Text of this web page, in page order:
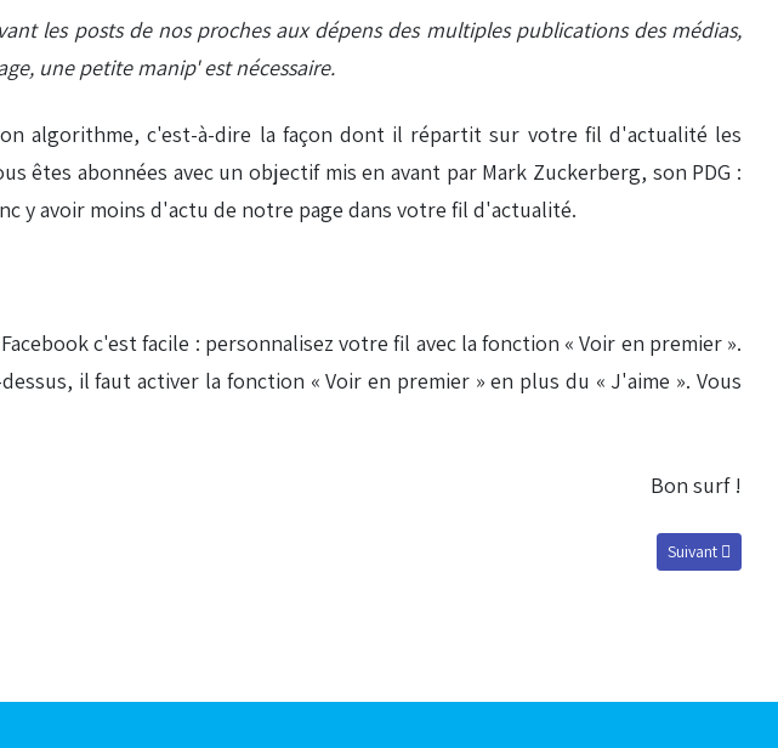
les posts de nos proches aux dépens des multiples publications des médias,
une petite manip' est nécessaire.
algorithme, c'est-à-dire la façon dont il répartit sur votre fil d'actualité les
êtes abonnées avec un objectif mis en avant par Mark Zuckerberg, son PDG :
y avoir moins d'actu de notre page dans votre fil d'actualité.
c'est facile : personnalisez votre fil avec la fonction « Voir en premier ».
il faut activer la fonction « Voir en premier » en plus du « J'aime ». Vous
Bon surf !
Article suivant :
Suivant